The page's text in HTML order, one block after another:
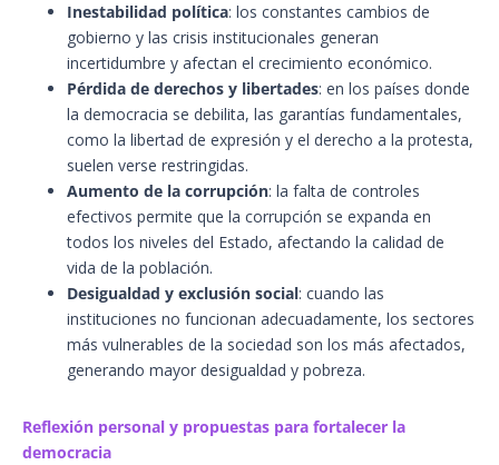
Inestabilidad política: los constantes cambios de
gobierno y las crisis institucionales generan
incertidumbre y afectan el crecimiento económico.
Pérdida de derechos y libertades: en los países donde
la democracia se debilita, las garantías fundamentales,
como la libertad de expresión y el derecho a la protesta,
suelen verse restringidas.
Aumento de la corrupción: la falta de controles
efectivos permite que la corrupción se expanda en
todos los niveles del Estado, afectando la calidad de
vida de la población.
Desigualdad y exclusión social: cuando las
instituciones no funcionan adecuadamente, los sectores
más vulnerables de la sociedad son los más afectados,
generando mayor desigualdad y pobreza.
Reflexión personal y propuestas para fortalecer la
democracia